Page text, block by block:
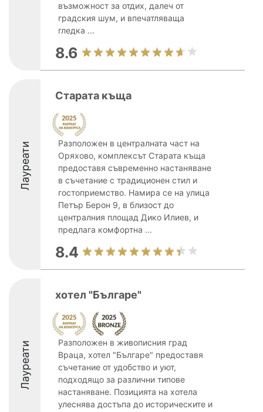
възможност за отдих, далеч от
градския шум, и впечатляваща
гледка ...
8.6
Лауреати
Старата къща
Разположен в централната част на
Оряхово, комплексът Старата къща
предоставя съвременно настаняване
в съчетание с традиционен стил и
гостоприемство. Намира се на улица
Петър Берон 9, в близост до
централния площад Дико Илиев, и
предлага комфортна ...
8.4
Лауреати
хотел "Българе"
Разположен в живописния град
Враца, хотел "Българе" предоставя
съчетание от удобство и уют,
подходящо за различни типове
настаняване. Позицията на хотела
улеснява достъпа до историческите и